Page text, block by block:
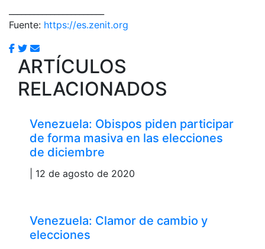
Fuente: https://es.zenit.org
ARTÍCULOS
RELACIONADOS
Venezuela: Obispos piden participar
de forma masiva en las elecciones
de diciembre
| 12 de agosto de 2020
Venezuela: Clamor de cambio y
elecciones